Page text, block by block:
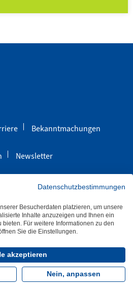
Bekanntmachungen
Newsletter
Cookies
Gebärdensprache
Datenschutzbestimmungen
Besucherdaten platzieren, um unsere
Inhalte anzuzeigen und Ihnen ein
Für weitere Informationen zu den
Sie die Einstellungen.
akzeptieren
Nein, anpassen